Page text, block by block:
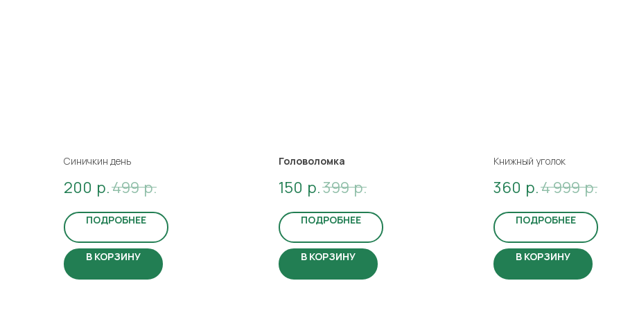
Синичкин день
200 р.499 р.
ПОДРОБНЕЕ
В КОРЗИНУ
Головоломка
150 р.399 р.
ПОДРОБНЕЕ
В КОРЗИНУ
Книжный уголок
360 р.4 999 р.
ПОДРОБНЕЕ
В КОРЗИНУ